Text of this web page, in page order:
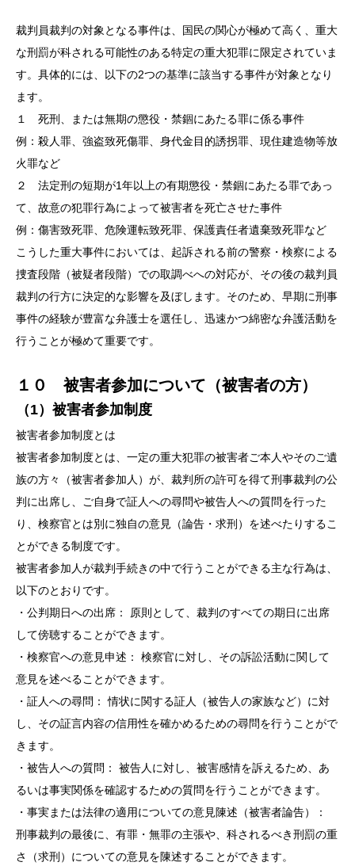
裁判員裁判の対象となる事件は、国民の関心が極めて高く、重大
な刑罰が科される可能性のある特定の重大犯罪に限定されていま
す。具体的には、以下の2つの基準に該当する事件が対象となり
ます。
１ 死刑、または無期の懲役・禁錮にあたる罪に係る事件
例：殺人罪、強盗致死傷罪、身代金目的誘拐罪、現住建造物等放
火罪など
２ 法定刑の短期が1年以上の有期懲役・禁錮にあたる罪であっ
て、故意の犯罪行為によって被害者を死亡させた事件
例：傷害致死罪、危険運転致死罪、保護責任者遺棄致死罪など
こうした重大事件においては、起訴される前の警察・検察による
捜査段階（被疑者段階）での取調べへの対応が、その後の裁判員
裁判の行方に決定的な影響を及ぼします。そのため、早期に刑事
事件の経験が豊富な弁護士を選任し、迅速かつ綿密な弁護活動を
行うことが極めて重要です。
１０ 被害者参加について（被害者の方）
（1）被害者参加制度
被害者参加制度とは
被害者参加制度とは、一定の重大犯罪の被害者ご本人やそのご遺
族の方々（被害者参加人）が、裁判所の許可を得て刑事裁判の公
判に出席し、ご自身で証人への尋問や被告人への質問を行った
り、検察官とは別に独自の意見（論告・求刑）を述べたりするこ
とができる制度です。
被害者参加人が裁判手続きの中で行うことができる主な行為は、
以下のとおりです。
・公判期日への出席： 原則として、裁判のすべての期日に出席
して傍聴することができます。
・検察官への意見申述： 検察官に対し、その訴訟活動に関して
意見を述べることができます。
・証人への尋問： 情状に関する証人（被告人の家族など）に対
し、その証言内容の信用性を確かめるための尋問を行うことがで
きます。
・被告人への質問： 被告人に対し、被害感情を訴えるため、あ
るいは事実関係を確認するための質問を行うことができます。
・事実または法律の適用についての意見陳述（被害者論告）：
刑事裁判の最後に、有罪・無罪の主張や、科されるべき刑罰の重
さ（求刑）についての意見を陳述することができます。